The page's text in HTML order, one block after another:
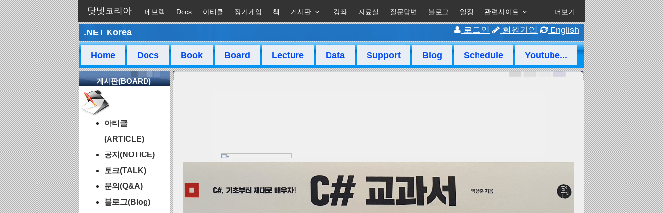
닷넷코리아 데브렉 Docs 아티클 장기게임 책 게시판 강좌 자료실 질문답변 블로그 일정 관련사이트 더보기
.NET Korea 로그인 회원가입 English
Home Docs Book Board Lecture Data Support Blog Schedule Youtube...
게시판(BOARD)
아티클
(ARTICLE)
공지(NOTICE)
토크(TALK)
문의(Q&A)
블로그(Blog)